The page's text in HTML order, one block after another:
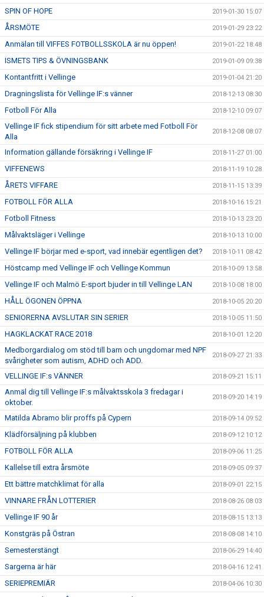
SPIN OF HOPE 2019-01-30 15:07
ÅRSMÖTE 2019-01-29 23:22
Anmälan till VIFFES FOTBOLLSSKOLA är nu öppen! 2019-01-22 18:48
ISMETS TIPS & ÖVNINGSBANK 2019-01-09 09:38
Kontantfritt i Vellinge 2019-01-04 21:20
Dragningslista för Vellinge IF:s vänner 2018-12-13 08:30
Fotboll För Alla 2018-12-10 09:07
Vellinge IF fick stipendium för sitt arbete med Fotboll För
Alla
2018-12-08 08:07
Information gällande försäkring i Vellinge IF 2018-11-27 01:00
VIFFENEWS 2018-11-19 10:28
ÅRETS VIFFARE 2018-11-15 13:39
FOTBOLL FÖR ALLA 2018-10-16 15:21
Fotboll Fitness 2018-10-13 23:20
Målvaktsläger i Vellinge 2018-10-13 10:00
Vellinge IF börjar med e-sport, vad innebär egentligen det? 2018-10-11 08:42
Höstcamp med Vellinge IF och Vellinge Kommun 2018-10-09 13:58
Vellinge IF och Malmö E-sport bjuder in till Vellinge LAN 2018-10-08 18:00
HÅLL ÖGONEN ÖPPNA 2018-10-05 20:20
SENIORERNA AVSLUTAR SIN SERIER 2018-10-05 11:50
HAGKLACKAT RACE 2018 2018-10-01 12:20
Medborgardialog om stöd till barn och ungdomar med NPF
svårigheter som autism, ADHD och ADD.
2018-09-27 21:33
VELLINGE IF:s VÄNNER 2018-09-21 15:11
Anmäl dig till Vellinge IF:s målvaktsskola 3 fredagar i
oktober.
2018-09-20 14:19
Matilda Abramo blir proffs på Cypern 2018-09-14 09:52
Klädförsäljning på klubben 2018-09-12 10:12
FOTBOLL FÖR ALLA 2018-09-06 11:25
Kallelse till extra årsmöte 2018-09-05 09:37
Ett bättre matchklimat för alla 2018-09-01 22:15
VINNARE FRÅN LOTTERIER 2018-08-26 08:03
Vellinge IF 90 år 2018-08-15 13:13
Konstgräs på Östran 2018-08-08 14:10
Semesterstängt 2018-06-29 14:40
Sargerna är här 2018-04-16 12:41
SERIEPREMIÄR 2018-04-06 10:30